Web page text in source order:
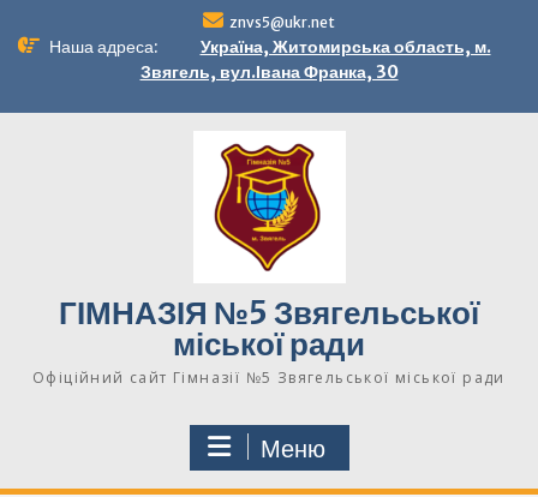
до
znvs5@ukr.net
Наша адреса:
Україна, Житомирська область, м.
Звягель, вул.Івана Франка, 30
ГІМНАЗІЯ №5 Звягельської
міської ради
Офіційний сайт Гімназії №5 Звягельської міської ради
Меню